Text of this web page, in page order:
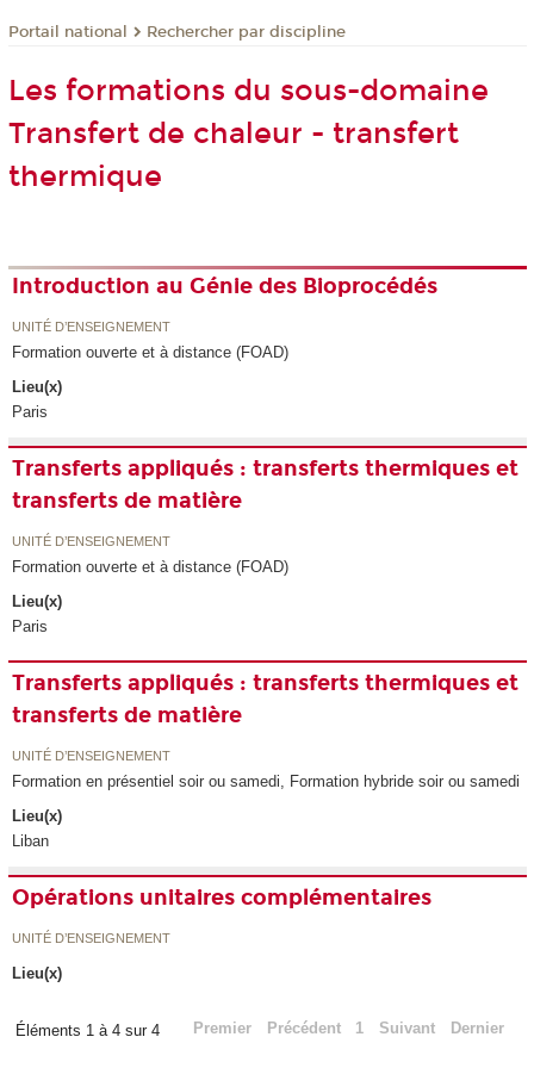
Portail national Rechercher par discipline
Les formations du sous-domaine
Transfert de chaleur - transfert
thermique
Introduction au Génie des Bioprocédés
UNITÉ D’ENSEIGNEMENT
Formation ouverte et à distance (FOAD)
Lieu(x)
Paris
Transferts appliqués : transferts thermiques et
transferts de matière
UNITÉ D’ENSEIGNEMENT
Formation ouverte et à distance (FOAD)
Lieu(x)
Paris
Transferts appliqués : transferts thermiques et
transferts de matière
UNITÉ D’ENSEIGNEMENT
Formation en présentiel soir ou samedi, Formation hybride soir ou samedi
Lieu(x)
Liban
Opérations unitaires complémentaires
UNITÉ D’ENSEIGNEMENT
Lieu(x)
Éléments 1 à 4 sur 4 Premier Précédent 1 Suivant Dernier